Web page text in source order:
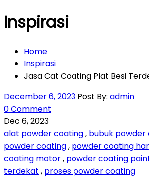
Inspirasi
Home
Inspirasi
Jasa Cat Coating Plat Besi
December 6, 2023 Post By: admin
0 Comment
Dec 6, 2023
alat powder coating, bubuk powder
powder coating, powder coating
coating motor, powder coating
terdekat , proses powder coating